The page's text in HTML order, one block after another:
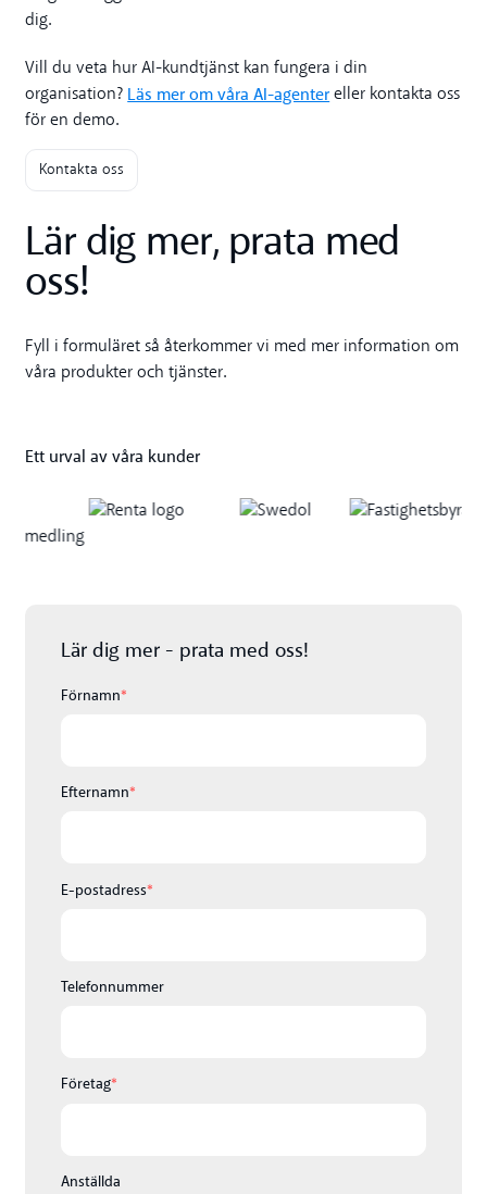
dig.
Vill du veta hur AI-kundtjänst kan fungera i din
organisation? Läs mer om våra AI-agenter eller kontakta oss
för en demo.
Kontakta oss
Lär dig mer, prata med
oss!
Fyll i formuläret så återkommer vi med mer information om
våra produkter och tjänster.
Ett urval av våra kunder
Lär dig mer - prata med oss!
Förnamn*
Efternamn*
E-postadress*
Telefonnummer
Företag*
Anställda